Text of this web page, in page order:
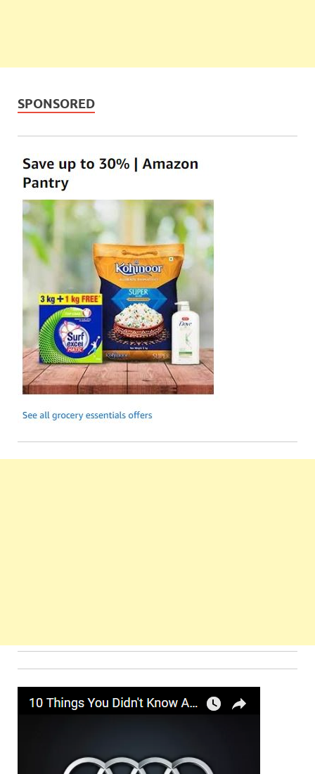
SPONSORED